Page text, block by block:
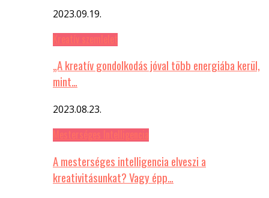
2023.09.19.
„A kreatív gondolkodás jóval több energiába kerül,
mint…
2023.08.23.
A mesterséges intelligencia elveszi a
kreativitásunkat? Vagy épp…